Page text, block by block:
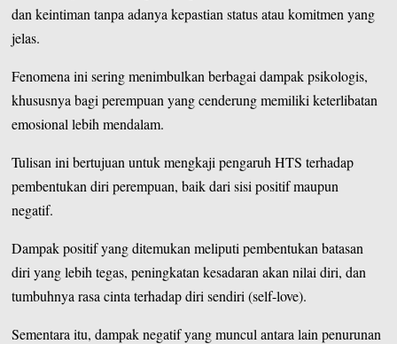
dan keintiman tanpa adanya kepastian status atau komitmen yang
jelas.
Fenomena ini sering menimbulkan berbagai dampak psikologis,
khususnya bagi perempuan yang cenderung memiliki keterlibatan
emosional lebih mendalam.
Tulisan ini bertujuan untuk mengkaji pengaruh HTS terhadap
pembentukan diri perempuan, baik dari sisi positif maupun
negatif.
Dampak positif yang ditemukan meliputi pembentukan batasan
diri yang lebih tegas, peningkatan kesadaran akan nilai diri, dan
tumbuhnya rasa cinta terhadap diri sendiri (self-love).
Sementara itu, dampak negatif yang muncul antara lain penurunan